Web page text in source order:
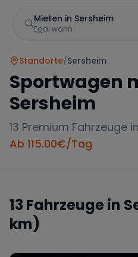
Mieten in Sersheim
Egal wann
Standorte/Sersheim
Sportwagen
Sersheim
13 Premium Fahrzeuge
Ab 115.00€/Tag
13 Fahrzeuge in
km)